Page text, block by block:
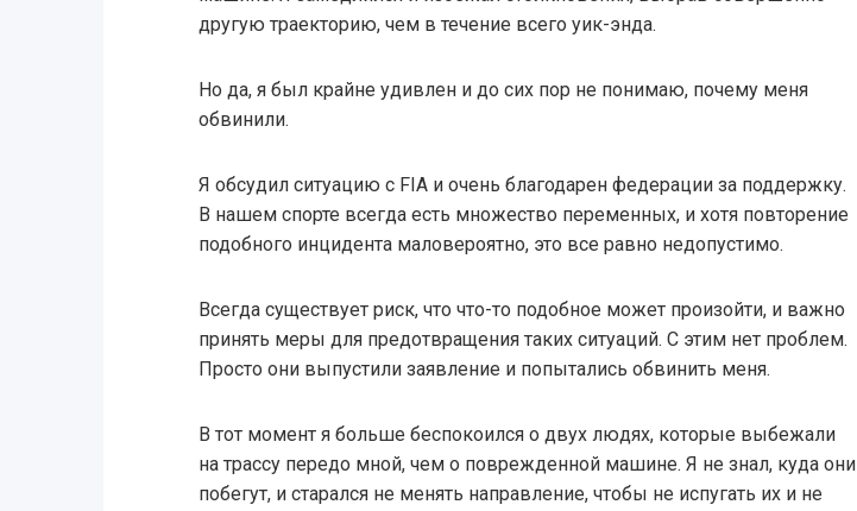
другую траекторию, чем в течение всего уик-энда.
Но да, я был крайне удивлен и до сих пор не понимаю, почему меня
обвинили.
Я обсудил ситуацию с FIA и очень благодарен федерации за поддержку.
В нашем спорте всегда есть множество переменных, и хотя повторение
подобного инцидента маловероятно, это все равно недопустимо.
Всегда существует риск, что что-то подобное может произойти, и важно
принять меры для предотвращения таких ситуаций. С этим нет проблем.
Просто они выпустили заявление и попытались обвинить меня.
В тот момент я больше беспокоился о двух людях, которые выбежали
на трассу передо мной, чем о поврежденной машине. Я не знал, куда они
побегут, и старался не менять направление, чтобы не испугать их и не